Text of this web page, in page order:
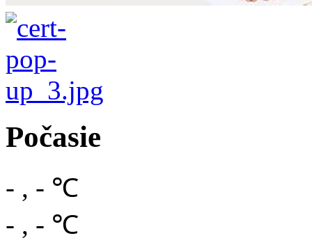
Počasie
- , - ℃
- , - ℃